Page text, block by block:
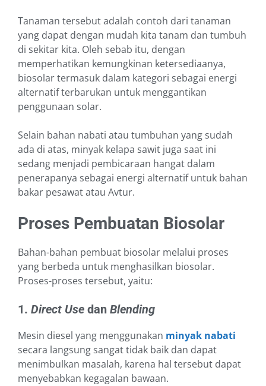
Tanaman tersebut adalah contoh dari tanaman
yang dapat dengan mudah kita tanam dan tumbuh
di sekitar kita. Oleh sebab itu, dengan
memperhatikan kemungkinan ketersediaanya,
biosolar termasuk dalam kategori sebagai energi
alternatif terbarukan untuk menggantikan
penggunaan solar.
Selain bahan nabati atau tumbuhan yang sudah
ada di atas, minyak kelapa sawit juga saat ini
sedang menjadi pembicaraan hangat dalam
penerapanya sebagai energi alternatif untuk bahan
bakar pesawat atau Avtur.
Proses Pembuatan Biosolar
Bahan-bahan pembuat biosolar melalui proses
yang berbeda untuk menghasilkan biosolar.
Proses-proses tersebut, yaitu:
1. Direct Use dan Blending
Mesin diesel yang menggunakan minyak nabati
secara langsung sangat tidak baik dan dapat
menimbulkan masalah, karena hal tersebut dapat
menyebabkan kegagalan bawaan.